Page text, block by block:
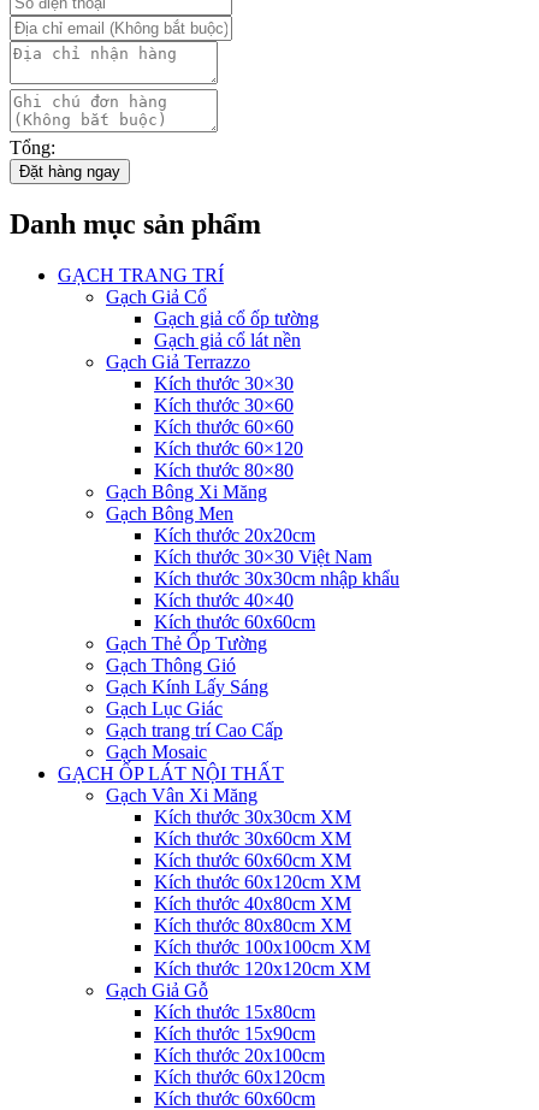
lượng
Tổng:
Đặt hàng ngay
Danh mục sản phẩm
GẠCH TRANG TRÍ
Gạch Giả Cổ
Gạch giả cổ ốp tường
Gạch giả cổ lát nền
Gạch Giả Terrazzo
Kích thước 30×30
Kích thước 30×60
Kích thước 60×60
Kích thước 60×120
Kích thước 80×80
Gạch Bông Xi Măng
Gạch Bông Men
Kích thước 20x20cm
Kích thước 30×30 Việt Nam
Kích thước 30x30cm nhập khẩu
Kích thước 40×40
Kích thước 60x60cm
Gạch Thẻ Ốp Tường
Gạch Thông Gió
Gạch Kính Lấy Sáng
Gạch Lục Giác
Gạch trang trí Cao Cấp
Gạch Mosaic
GẠCH ỐP LÁT NỘI THẤT
Gạch Vân Xi Măng
Kích thước 30x30cm XM
Kích thước 30x60cm XM
Kích thước 60x60cm XM
Kích thước 60x120cm XM
Kích thước 40x80cm XM
Kích thước 80x80cm XM
Kích thước 100x100cm XM
Kích thước 120x120cm XM
Gạch Giả Gỗ
Kích thước 15x80cm
Kích thước 15x90cm
Kích thước 20x100cm
Kích thước 60x120cm
Kích thước 60x60cm